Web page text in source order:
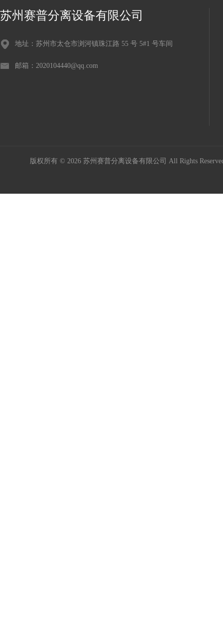
苏州赛普分离设备有限公司
地址：苏州市太仓市浏河镇珠江路 55 号 5#1 号车间
邮箱：2020104440@qq.com
版权所有 © 2026 苏州赛普分离设备有限公司 All Rights